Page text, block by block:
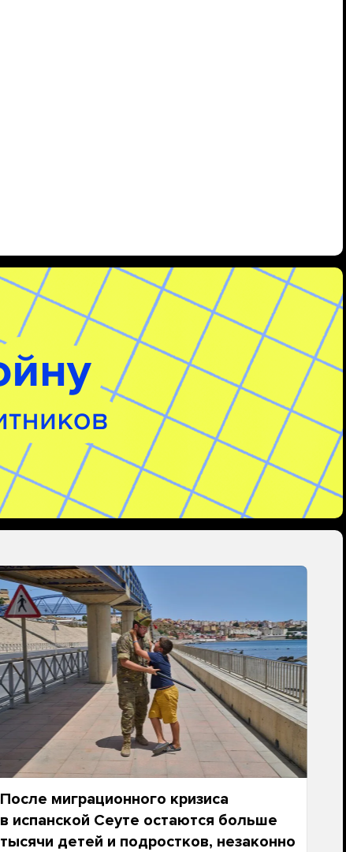
После миграционного кризиса
в испанской Сеуте остаются больше
тысячи детей и подростков, незаконно